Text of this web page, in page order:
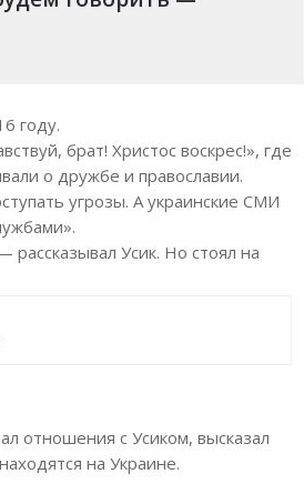
году.
брат! Христос воскрес!», где
о дружбе и православии.
угрозы. А украинские СМИ
рассказывал Усик. Но стоял на
отношения с Усиком, высказал
на Украине.